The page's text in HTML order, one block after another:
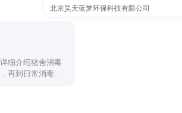
北京昊天蓝梦环保科技有限公司
细介绍猪舍消毒
再到日常消毒建